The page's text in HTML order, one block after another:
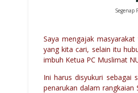
Saya mengajak
yang kita cari, selain itu
imbuh Ketua PC Muslimat
Ini harus disyukuri sebagai
penarukan dalam